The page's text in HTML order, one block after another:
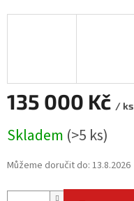
135 000 Kč / ks
cena:
Skladem (>5 ks)
Můžeme doručit do: 13.8.2026